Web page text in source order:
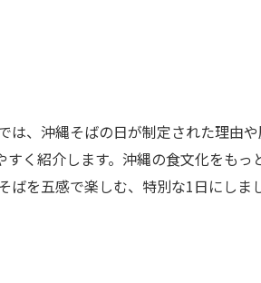
は、沖縄そばの日が制定された理由
く紹介します。沖縄の食文化をもっ
ばを五感で楽しむ、特別な1日にしま